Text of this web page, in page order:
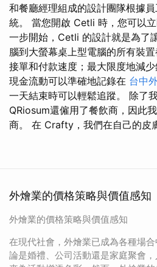
和餐廳經理組成的設計團隊根據
統。 當您開啟 Cetli 時，您可以
一步開始，Cetli 的設計就是為了
腦到大螢幕桌上型電腦的所有裝
接單和付款速度；最大限度地減
現金流動可以準確地記錄在 台中
一天結束時可以輕鬆追蹤。 除了
QRiosum還僱用了餐飲商，因此
商。 在 Crafty，我們在自己的皮
外燴業的價格策略與價值感知
外燴業的價格策略與價值感知
在現代社會，外燴業已成為各種場
論是婚禮、公司活動還是家庭聚會